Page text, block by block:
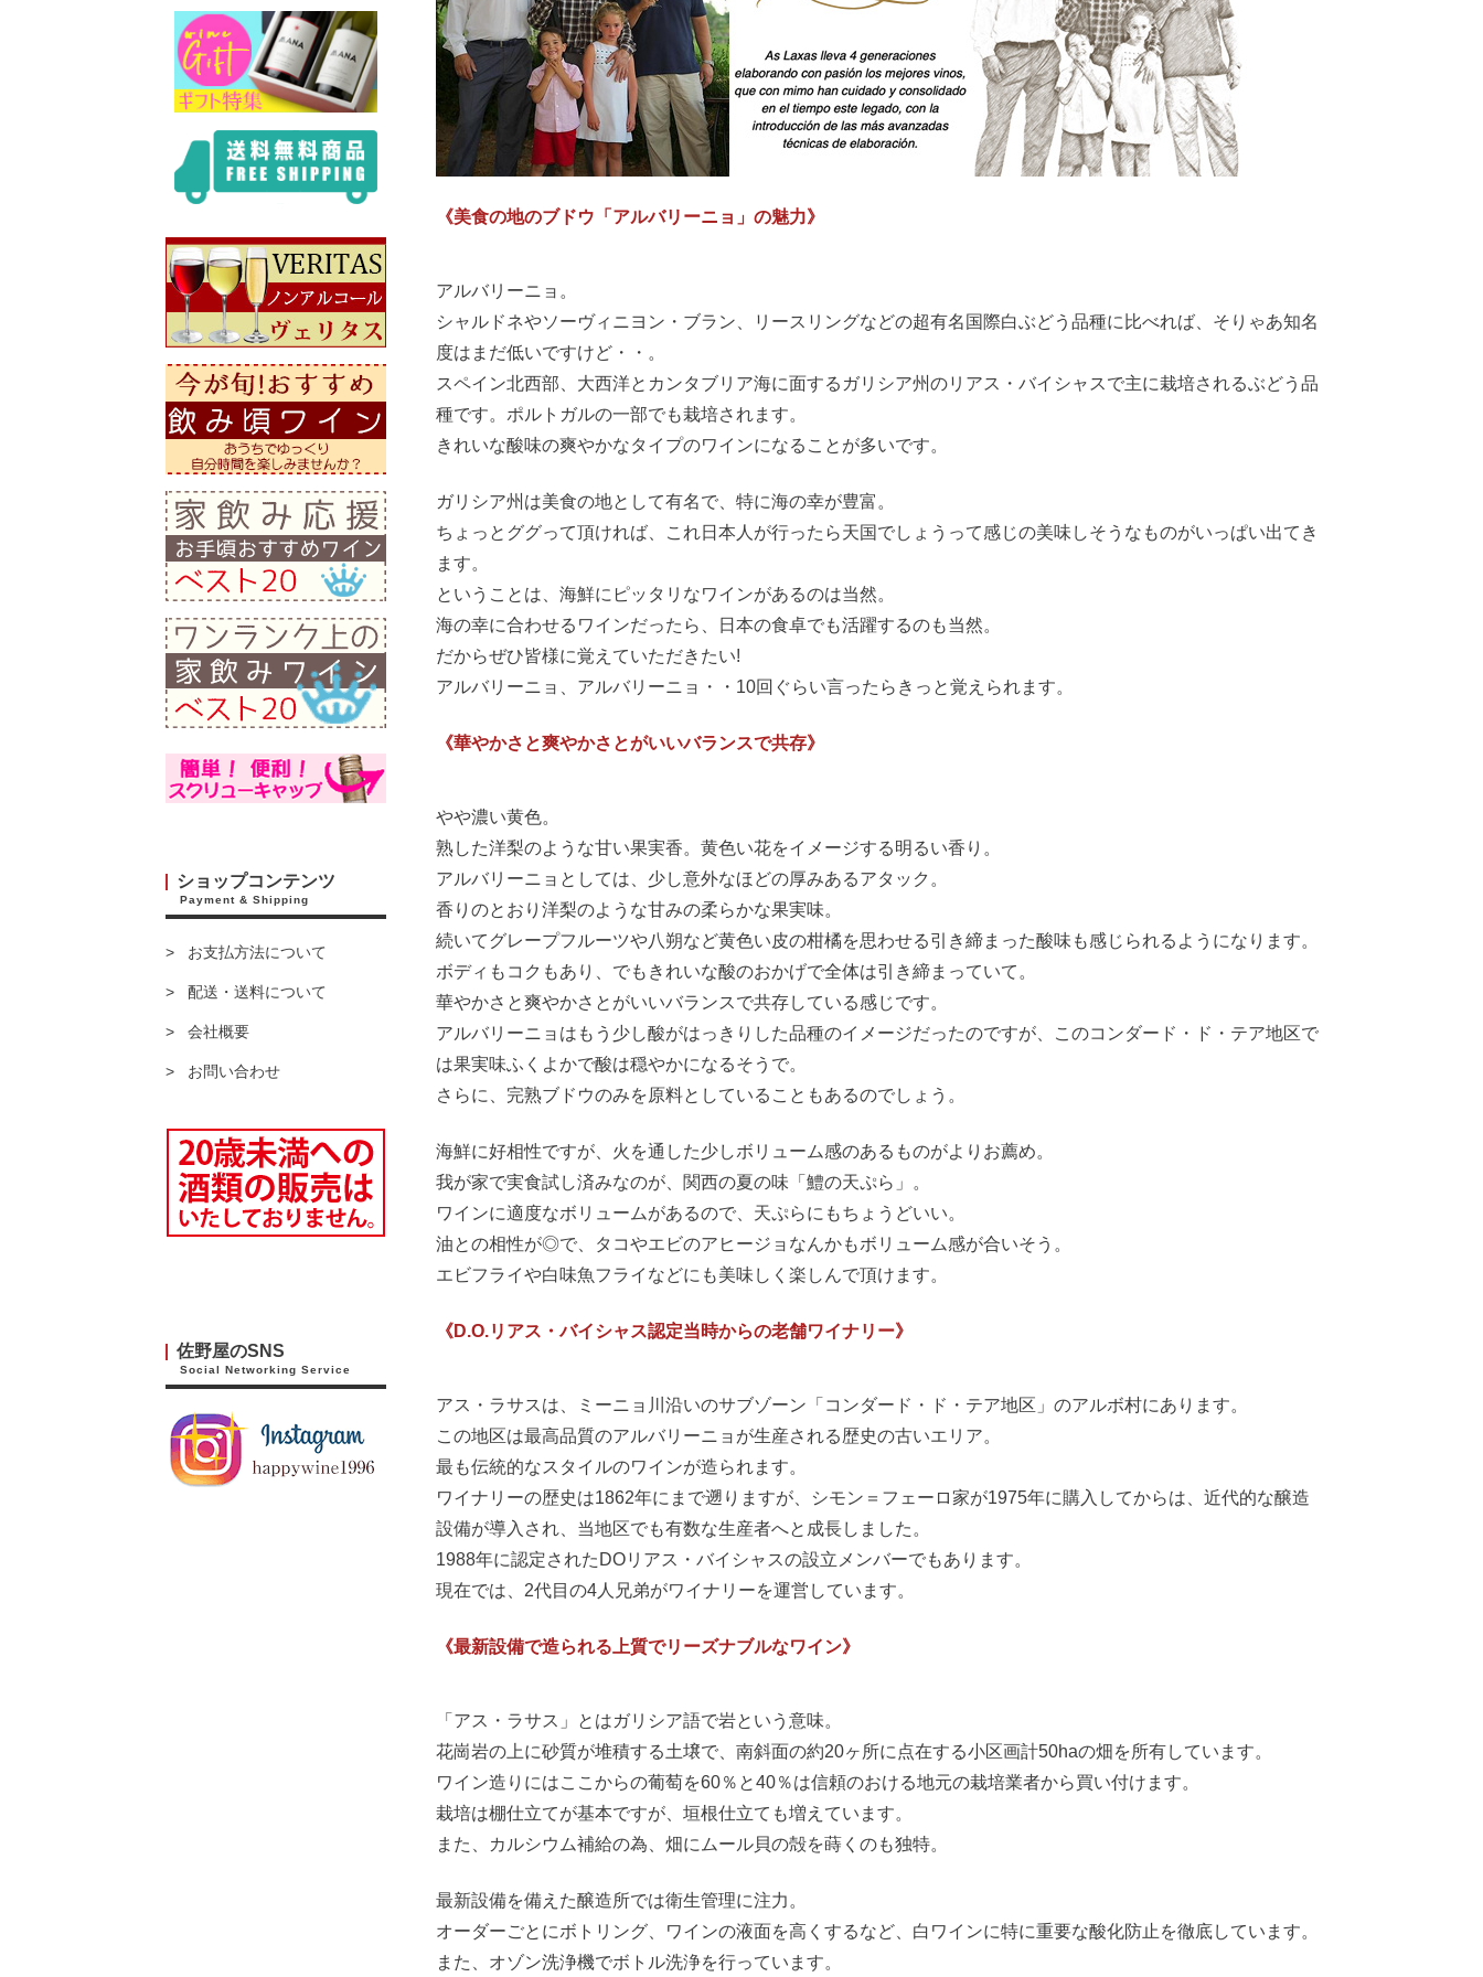
ショップコンテンツ
Payment & Shipping
お支払方法について
配送・送料について
会社概要
お問い合わせ
佐野屋のSNS
Social Networking Service
《美食の地のブドウ「アルバリーニョ」の魅力》
アルバリーニョ。
シャルドネやソーヴィニヨン・ブラン、リースリングなどの超有名国際白ぶどう品種に比べれば、そりゃあ知名
度はまだ低いですけど・・。
スペイン北西部、大西洋とカンタブリア海に面するガリシア州のリアス・バイシャスで主に栽培されるぶどう品
種です。ポルトガルの一部でも栽培されます。
きれいな酸味の爽やかなタイプのワインになることが多いです。
ガリシア州は美食の地として有名で、特に海の幸が豊富。
ちょっとググって頂ければ、これ日本人が行ったら天国でしょうって感じの美味しそうなものがいっぱい出てき
ます。
ということは、海鮮にピッタリなワインがあるのは当然。
海の幸に合わせるワインだったら、日本の食卓でも活躍するのも当然。
だからぜひ皆様に覚えていただきたい!
アルバリーニョ、アルバリーニョ・・10回ぐらい言ったらきっと覚えられます。
《華やかさと爽やかさとがいいバランスで共存》
やや濃い黄色。
熟した洋梨のような甘い果実香。黄色い花をイメージする明るい香り。
アルバリーニョとしては、少し意外なほどの厚みあるアタック。
香りのとおり洋梨のような甘みの柔らかな果実味。
続いてグレープフルーツや八朔など黄色い皮の柑橘を思わせる引き締まった酸味も感じられるようになります。
ボディもコクもあり、でもきれいな酸のおかげで全体は引き締まっていて。
華やかさと爽やかさとがいいバランスで共存している感じです。
アルバリーニョはもう少し酸がはっきりした品種のイメージだったのですが、このコンダード・ド・テア地区で
は果実味ふくよかで酸は穏やかになるそうで。
さらに、完熟ブドウのみを原料としていることもあるのでしょう。
海鮮に好相性ですが、火を通した少しボリューム感のあるものがよりお薦め。
我が家で実食試し済みなのが、関西の夏の味「鱧の天ぷら」。
ワインに適度なボリュームがあるので、天ぷらにもちょうどいい。
油との相性が◎で、タコやエビのアヒージョなんかもボリューム感が合いそう。
エビフライや白味魚フライなどにも美味しく楽しんで頂けます。
《D.O.リアス・バイシャス認定当時からの老舗ワイナリー》
アス・ラサスは、ミーニョ川沿いのサブゾーン「コンダード・ド・テア地区」のアルボ村にあります。
この地区は最高品質のアルバリーニョが生産される歴史の古いエリア。
最も伝統的なスタイルのワインが造られます。
ワイナリーの歴史は1862年にまで遡りますが、シモン＝フェーロ家が1975年に購入してからは、近代的な醸造
設備が導入され、当地区でも有数な生産者へと成長しました。
1988年に認定されたDOリアス・バイシャスの設立メンバーでもあります。
現在では、2代目の4人兄弟がワイナリーを運営しています。
《最新設備で造られる上質でリーズナブルなワイン》
「アス・ラサス」とはガリシア語で岩という意味。
花崗岩の上に砂質が堆積する土壌で、南斜面の約20ヶ所に点在する小区画計50haの畑を所有しています。
ワイン造りにはここからの葡萄を60％と40％は信頼のおける地元の栽培業者から買い付けます。
栽培は棚仕立てが基本ですが、垣根仕立ても増えています。
また、カルシウム補給の為、畑にムール貝の殻を蒔くのも独特。
最新設備を備えた醸造所では衛生管理に注力。
オーダーごとにボトリング、ワインの液面を高くするなど、白ワインに特に重要な酸化防止を徹底しています。
また、オゾン洗浄機でボトル洗浄を行っています。